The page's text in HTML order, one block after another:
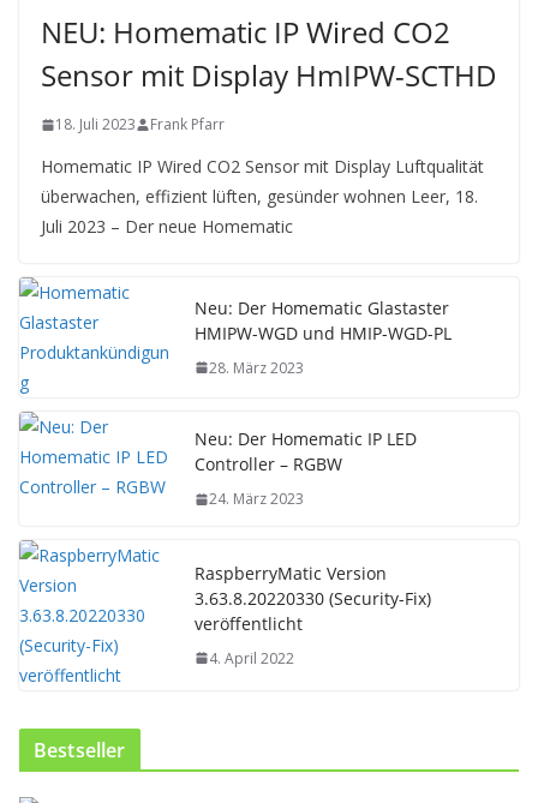
NEU: Homematic IP Wired CO2
Sensor mit Display HmIPW-SCTHD
18. Juli 2023 Frank Pfarr
Homematic IP Wired CO2 Sensor mit Display Luftqualität
überwachen, effizient lüften, gesünder wohnen Leer, 18.
Juli 2023 – Der neue Homematic
Neu: Der Homematic Glastaster
HMIPW-WGD und HMIP-WGD-PL
28. März 2023
Neu: Der Homematic IP LED
Controller – RGBW
24. März 2023
RaspberryMatic Version
3.63.8.20220330 (Security-Fix)
veröffentlicht
4. April 2022
Bestseller